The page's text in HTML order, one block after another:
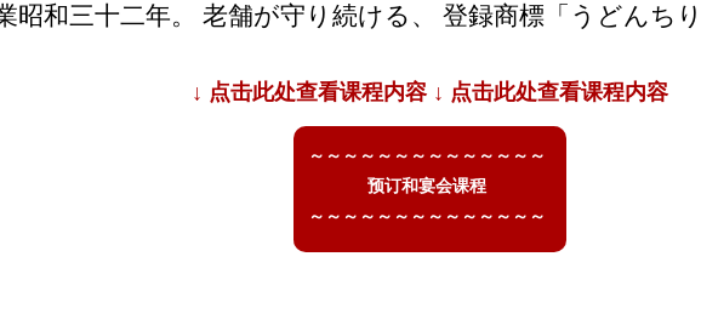
昭和三十二年。 老舗が守り続ける、 登録商標「うどんち
↓ 点击此处查看课程内容 ↓ 点击此处查看课程内容
～～～～～～～～～～～～～～
预订和宴会课程
～～～～～～～～～～～～～～